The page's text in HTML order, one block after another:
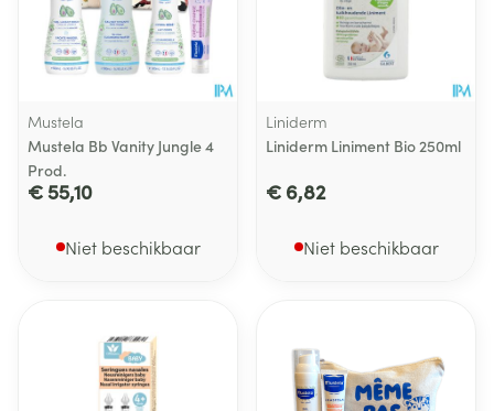
Mustela
Mustela Bb Vanity Jungle 4
Prod.
€ 55,10
Niet beschikbaar
Liniderm
Liniderm Liniment Bio 250ml
€ 6,82
Niet beschikbaar